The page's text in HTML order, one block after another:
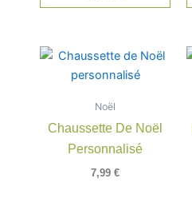
Noël
Chaussette De Noël
Personnalisé
7,99 €